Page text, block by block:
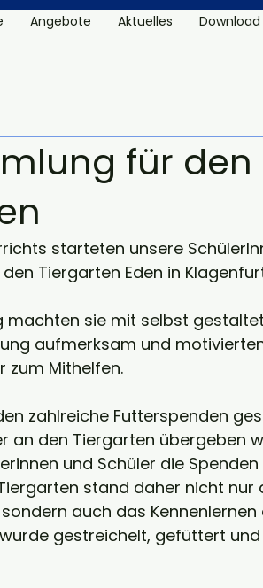
Angebote Aktuelles Download
für den
starteten unsere
Tiergarten Eden in
machten sie mit selbst
aufmerksam und
zum Mithelfen.
zahlreiche Futterspenden
an den Tiergarten übergeben
und Schüler die
stand daher nicht nur
auch das Kennenlernen
wurde gestreichelt, gefüttert